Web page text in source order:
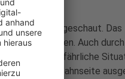
lang angeschaut. Das
abzusetzen. Auch durch
Eltern für gefährliche
auf der Fahrbahnseite